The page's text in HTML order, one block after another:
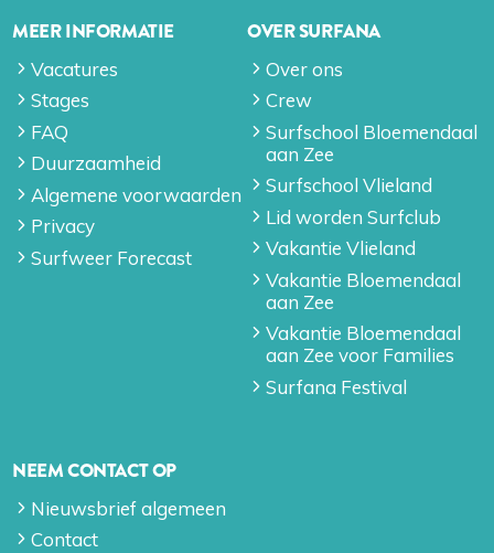
MEER INFORMATIE
Vacatures
Stages
FAQ
Duurzaamheid
Algemene voorwaarden
Privacy
Surfweer Forecast
OVER SURFANA
Over ons
Crew
Surfschool Bloemendaal
aan Zee
Surfschool Vlieland
Lid worden Surfclub
Vakantie Vlieland
Vakantie Bloemendaal
aan Zee
Vakantie Bloemendaal
aan Zee voor Families
Surfana Festival
NEEM CONTACT OP
Nieuwsbrief algemeen
Contact